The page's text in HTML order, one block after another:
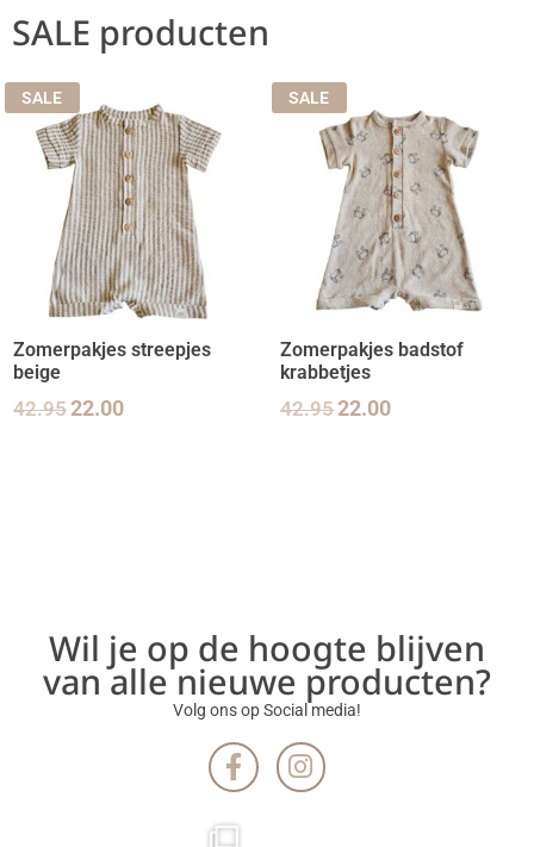
SALE producten
SALE
Zomerpakjes streepjes
beige
42.9522.00
SALE
Zomerpakjes badstof
krabbetjes
42.9522.00
Wil je op de hoogte blijven
van alle nieuwe producten?
Volg ons op Social media!